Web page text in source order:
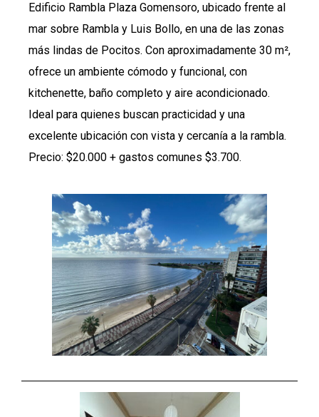
Edificio Rambla Plaza Gomensoro, ubicado frente al
mar sobre Rambla y Luis Bollo, en una de las zonas
más lindas de Pocitos. Con aproximadamente 30 m²,
ofrece un ambiente cómodo y funcional, con
kitchenette, baño completo y aire acondicionado.
Ideal para quienes buscan practicidad y una
excelente ubicación con vista y cercanía a la rambla.
Precio: $20.000 + gastos comunes $3.700.